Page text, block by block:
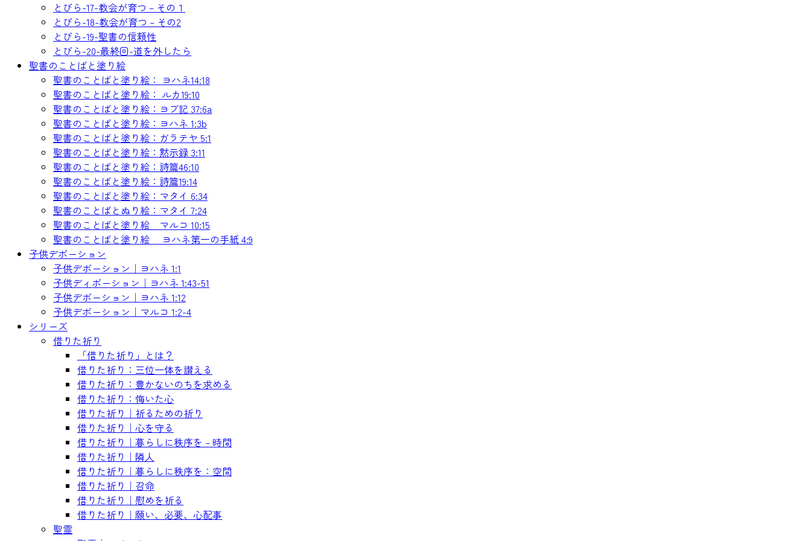
とびら-17-教会が育つ – その１
とびら-18-教会が育つ – その2
とびら-19-聖書の信頼性
とびら-20-最終回-道を外したら
聖書のことばと塗り絵
聖書のことばと塗り絵： ヨハネ14:18
聖書のことばと塗り絵： ルカ19:10
聖書のことばと塗り絵：ヨブ記 37:6a
聖書のことばと塗り絵：ヨハネ 1:3b
聖書のことばと塗り絵：ガラテヤ 5:1
聖書のことばと塗り絵：黙示録 3:11
聖書のことばと塗り絵：詩篇46:10
聖書のことばと塗り絵：詩篇19:14
聖書のことばと塗り絵：マタイ 6:34
聖書のことばとぬり絵：マタイ 7:24
聖書のことばと塗り絵 マルコ 10:15
聖書のことばと塗り絵 ヨハネ第一の手紙 4:9
子供デボーション
子供デボーション｜ヨハネ 1:1
子供ディボーション｜ヨハネ 1:43-51
子供デボーション｜ヨハネ 1:12
子供デボーション｜マルコ 1:2-4
シリーズ
借りた祈り
「借りた祈り」とは？
借りた祈り：三位一体を讃える
借りた祈り：豊かないのちを求める
借りた祈り：悔いた心
借りた祈り｜祈るための祈り
借りた祈り｜心を守る
借りた祈り｜暮らしに秩序を – 時間
借りた祈り｜隣人
借りた祈り｜暮らしに秩序を：空間
借りた祈り｜召命
借りた祈り｜慰めを祈る
借りた祈り｜願い、必要、心配事
聖霊